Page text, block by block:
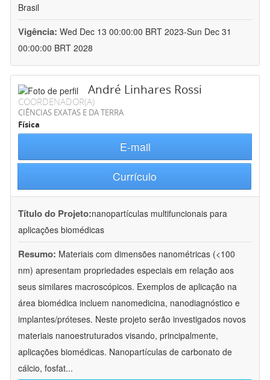
Brasil
Vigência: Wed Dec 13 00:00:00 BRT 2023-Sun Dec 31
00:00:00 BRT 2028
André Linhares Rossi
COORDENADOR(A)
CIÊNCIAS EXATAS E DA TERRA
Física
E-mail
Currículo
Título do Projeto:nanopartículas multifuncionais para
aplicações biomédicas
Resumo: Materiais com dimensões nanométricas (<100
nm) apresentam propriedades especiais em relação aos
seus similares macroscópicos. Exemplos de aplicação na
área biomédica incluem nanomedicina, nanodiagnóstico e
implantes/próteses. Neste projeto serão investigados novos
materiais nanoestruturados visando, principalmente,
aplicações biomédicas. Nanopartículas de carbonato de
cálcio, fosfat...